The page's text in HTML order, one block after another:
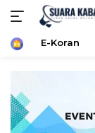
konten
HomeE-Koran